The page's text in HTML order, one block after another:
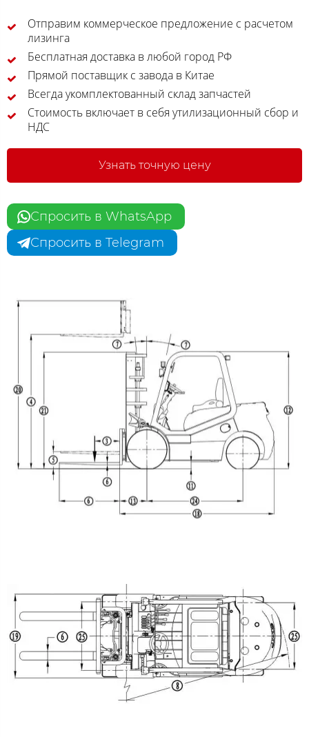
Отправим коммерческое предложение с расчетом
лизинга
Бесплатная доставка в любой город РФ
Прямой поставщик с завода в Китае
Всегда укомплектованный склад запчастей
Стоимость включает в себя утилизационный сбор и
НДС
Узнать точную цену
Спросить в WhatsApp
Спросить в Telegram